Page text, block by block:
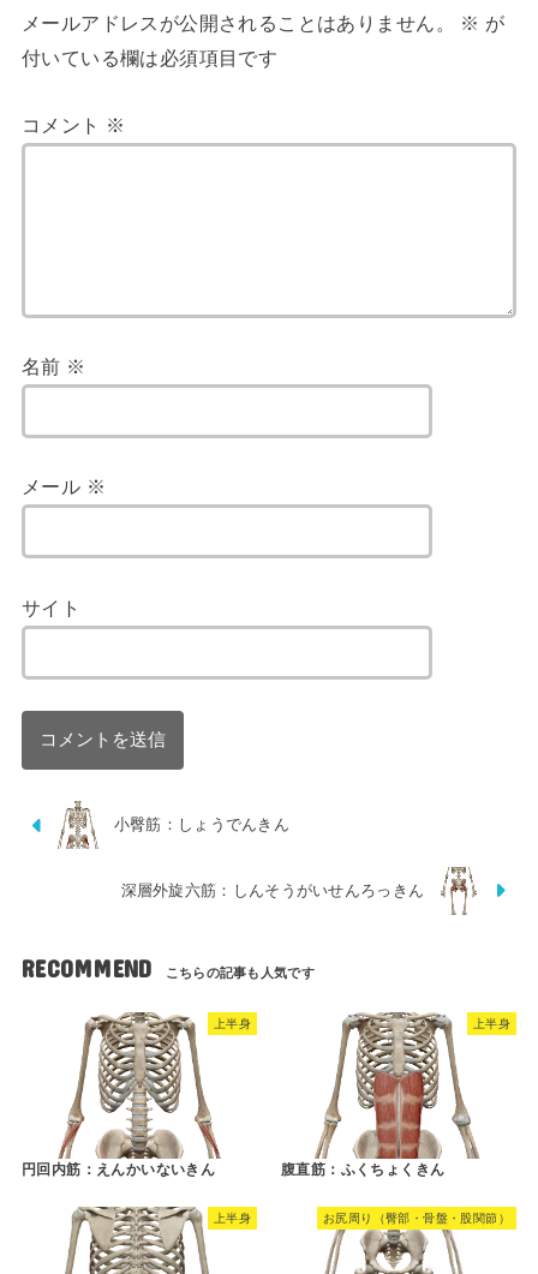
メールアドレスが公開されることはありません。 ※ が
付いている欄は必須項目です
コメント ※
名前 ※
メール ※
サイト
小臀筋：しょうでんきん
深層外旋六筋：しんそうがいせんろっきん
RECOMMEND
上半身
円回内筋：えんかいないきん
上半身
腹直筋：ふくちょくきん
上半身 お尻周り（臀部・骨盤・股関節）